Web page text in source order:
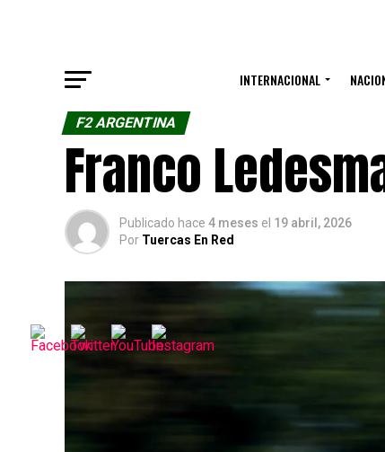
INTERNACIONAL
F2 ARGENTINA
Franco
Publicado hace 4 meses el 19 abril, 2026
Por Tuercas En Red